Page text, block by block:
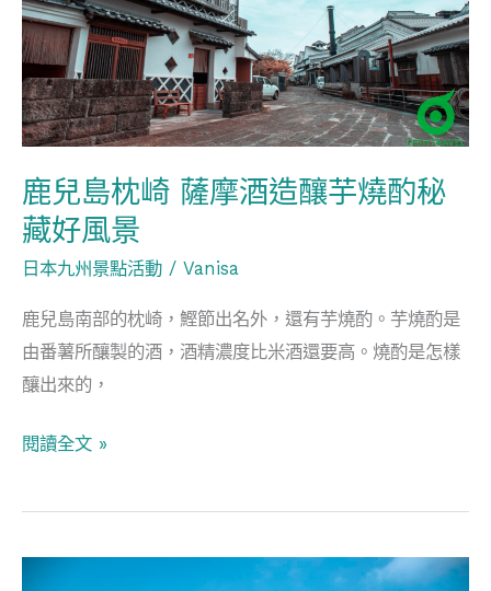
鹿兒島枕崎 薩摩酒造釀芋燒酌秘
藏好風景
日本九州景點活動 / Vanisa
鹿兒島南部的枕崎，鰹節出名外，還有芋燒酌。芋燒酌是
由番薯所釀製的酒，酒精濃度比米酒還要高。燒酌是怎樣
釀出來的，
枕
崎
薩
摩
酒
造
釀
芋
燒
酌
秘
藏
風
閱讀全文 »